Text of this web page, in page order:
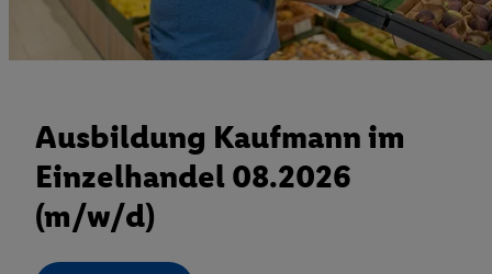
Ausbildung Kaufmann im
Einzelhandel 08.2026
(m/w/d)